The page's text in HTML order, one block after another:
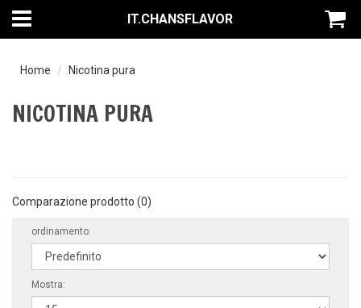
IT.CHANSFLAVOR
Home Nicotina pura
NICOTINA PURA
Comparazione prodotto (0)
ordinamento:
Mostra: